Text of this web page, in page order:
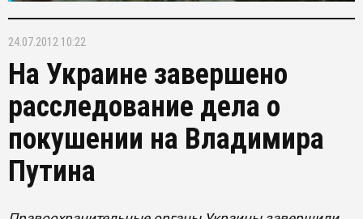
24.07.2012 10:22
На Украине завершено
расследование дела о
покушении на Владимира
Путина